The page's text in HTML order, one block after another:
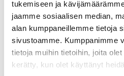
tukemiseen ja
jaamme sosiaalisen median,
alan kumppaneillemme tietoja
sivustoamme. Kumppanimme
tietoja muihin tietoihin, joita
kerätty, kun olet käyttänyt
Original
price
was:
1236,00 €.
610,30€
Current
price
is:
610,30 €.
Tuotekoodi: 430WWsin